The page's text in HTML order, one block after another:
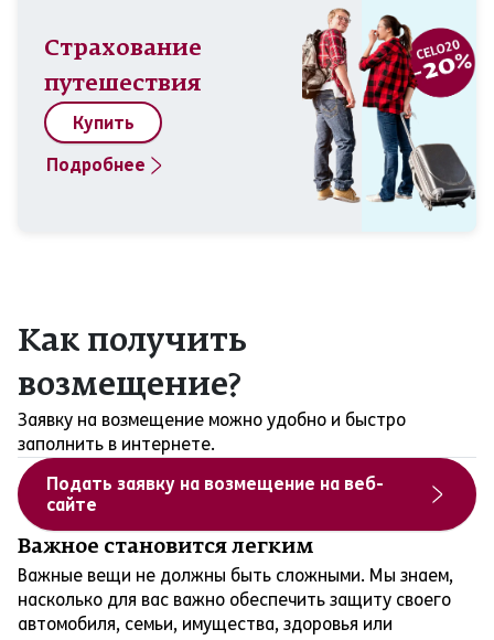
Страхование
путешествия
Купить
Подробнее
Как получить
возмещение?
Заявку на возмещение можно удобно и быстро
заполнить в интернете.
Подать заявку на возмещение на веб-
сайте
Важное становится легким
Важные вещи не должны быть сложными. Мы знаем,
насколько для вас важно обеспечить защиту своего
автомобиля, семьи, имущества, здоровья или